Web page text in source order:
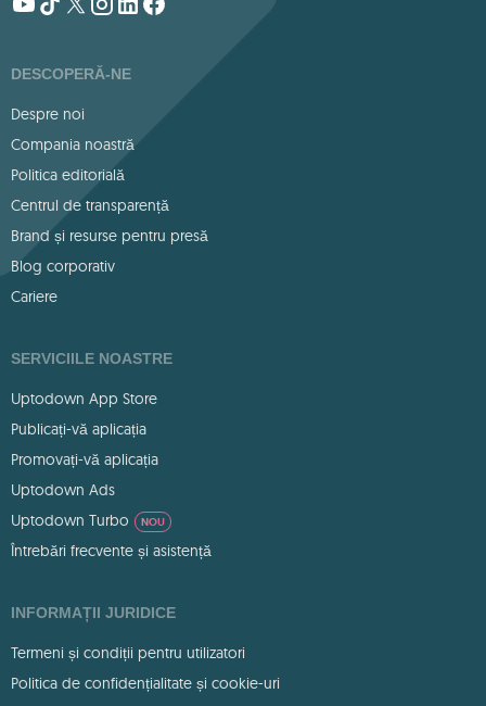
DESCOPERĂ-NE
Despre noi
Compania noastră
Politica editorială
Centrul de transparență
Brand și resurse pentru presă
Blog corporativ
Cariere
SERVICIILE NOASTRE
Uptodown App Store
Publicați-vă aplicația
Promovați-vă aplicația
Uptodown Ads
Uptodown Turbo
NOU
Întrebări frecvente și asistență
INFORMAȚII JURIDICE
Termeni și condiții pentru utilizatori
Politica de confidențialitate și cookie-uri